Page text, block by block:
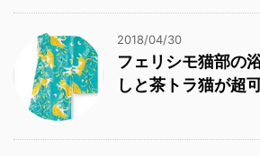
2018/04/30
フェリシモ猫部の
しと茶トラ猫が超